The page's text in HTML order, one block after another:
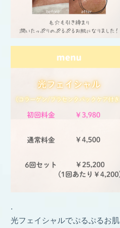
.
光フェイシャルでぷるぷるお肌